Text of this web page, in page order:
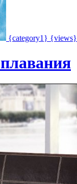
{category1} {views}